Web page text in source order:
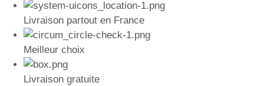
Livraison partout en France
Meilleur choix
Livraison gratuite